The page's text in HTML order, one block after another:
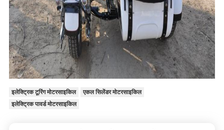
इलेक्ट्रिक टूरिंग मोटरसाइकिल
एकल सिलेंडर मोटरसाइकिल
इलेक्ट्रिक पावर्ड मोटरसाइकिल